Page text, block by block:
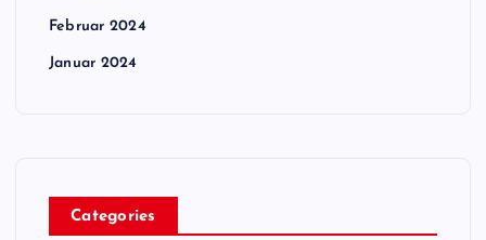
Februar 2024
Januar 2024
Categories